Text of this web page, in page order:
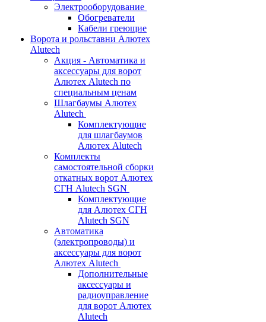
Электрооборудование
Обогреватели
Кабели греющие
Ворота и рольставни Алютех
Alutech
Акция - Автоматика и
аксессуары для ворот
Алютех Alutech по
специальным ценам
Шлагбаумы Алютех
Alutech
Комплектующие
для шлагбаумов
Алютех Alutech
Комплекты
самостоятельной сборки
откатных ворот Алютех
СГН Alutech SGN
Комплектующие
для Алютех СГН
Alutech SGN
Автоматика
(электропроводы) и
аксессуары для ворот
Алютех Alutech
Дополнительные
аксессуары и
радиоуправление
для ворот Алютех
Alutech